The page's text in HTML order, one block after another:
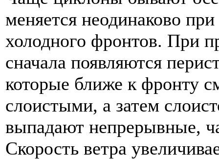
меняется неодинаково
холодного фронтов. При
сначала появляются
которые ближе к фронту
слоистыми, а затем
выпадают непрерывные,
Скорость ветра